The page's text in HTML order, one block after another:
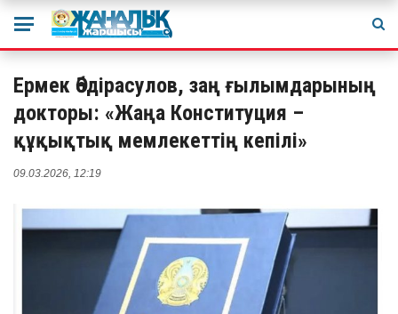
Ермек Әбдірасулов, заң ғылымдарының
докторы: «Жаңа Конституция –
құқықтық мемлекеттің кепілі»
09.03.2026, 12:19